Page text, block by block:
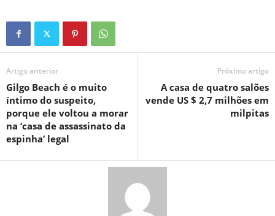
Artigo anterior
Gilgo Beach é o muito
íntimo do suspeito,
porque ele voltou a morar
na ‘casa de assassinato da
espinha’ legal
Próximo artigo
A casa de quatro salões
vende US $ 2,7 milhões em
milpitas